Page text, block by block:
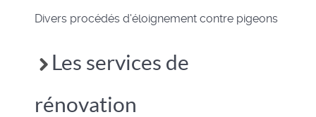
Divers procédés d'éloignement contre pigeons
Les services de
rénovation